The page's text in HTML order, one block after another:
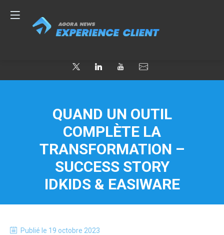
QUAND UN OUTIL
COMPLÈTE LA
TRANSFORMATION –
SUCCESS STORY
IDKIDS & EASIWARE
Publié le 19 octobre 2023